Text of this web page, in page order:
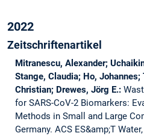
2022
Zeitschriftenartikel
Mitranescu, Alexander;
Stange, Claudia; Ho,
Christian; Drewes, Jörg E.:
for SARS-CoV-2 Biomarkers:
Methods in Small and Large
Germany. ACS ES&amp;T